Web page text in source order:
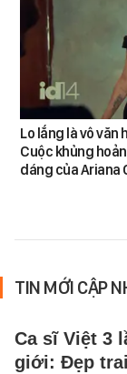
Lo lắng là vô văn
Cuộc khủng
dáng của Ariana
TIN MỚI CẬP
Ca sĩ Việt 3
giới: Đẹp